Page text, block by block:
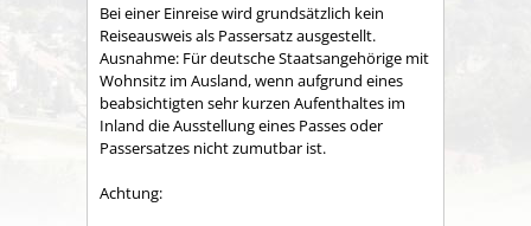
Bei einer Einreise wird grundsätzlich kein
Reiseausweis als Passersatz ausgestellt.
Ausnahme: Für deutsche Staatsangehörige mit
Wohnsitz im Ausland, wenn aufgrund eines
beabsichtigten sehr kurzen Aufenthaltes im
Inland die Ausstellung eines Passes oder
Passersatzes nicht zumutbar ist.
Achtung: